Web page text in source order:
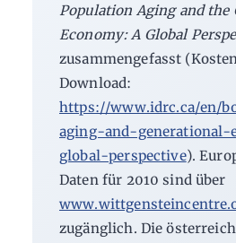
Population Aging and the
Economy: A Global
zusammengefasst
Download:
https://www.idrc.ca/en/
aging-and-generational-
global-perspective).
Daten für 2010 sind über
zugänglich. Die